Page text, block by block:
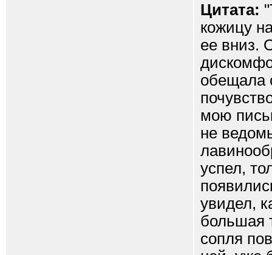
Цитата:
кожицу
ее вниз.
обещала
мою
не
успел,
увидел,
большая
сопля